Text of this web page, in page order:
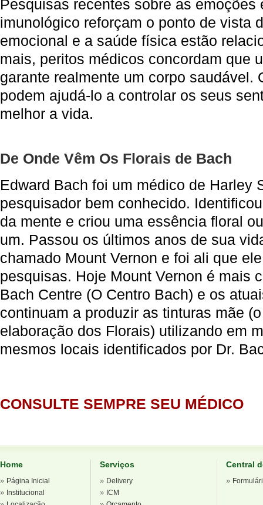
Pesquisas recentes sobre as emoções
imunológico reforçam o ponto de vista
emocional e a saúde física estão
mais, peritos médicos concordam que
garante realmente um corpo saudável.
podem ajudá-lo a controlar os seus
melhor a vida.
De Onde Vêm Os Florais de Bach
Edward Bach foi um médico de Harley
pesquisador bem conhecido.
da mente e criou uma essência floral
um. Passou os últimos anos de sua
chamado Mount Vernon e foi ali que
pesquisas. Hoje Mount Vernon é mais
Bach Centre (O Centro Bach) e os
continuam a produzir as tinturas mãe
elaboração dos Florais) utilizando em
mesmos locais identificados por Dr.
CONSULTE SEMPRE SEU MÉDICO
Home
» Página Inicial
» Institucional
Serviços
» Delivery
» ICM
Central
»